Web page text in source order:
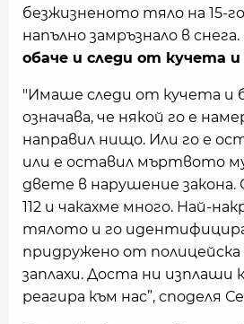
безжизненото тяло на 15-
напълно замръзнало в снега.
обаче и следи от кучета
"Имаше следи от кучета и
означава, че някой го е
направил нищо. Или го е
или е оставил мъртвото
двете в нарушение закона.
112 и чакахме много. Най-
тялото и го
придружено от полицейска
заплахи. Доста ни изплаши
реагира към нас”, споделя